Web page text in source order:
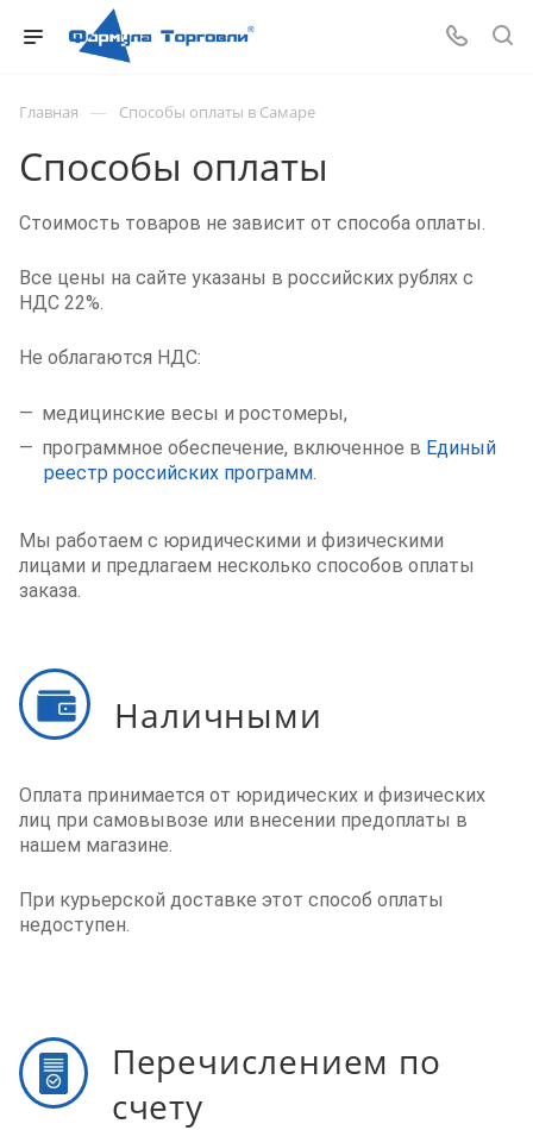
Главная — Способы оплаты в Самаре
Способы оплаты
Стоимость товаров не зависит от способа оплаты.
Все цены на сайте указаны в российских рублях с
НДС 22%.
Не облагаются НДС:
медицинские весы и ростомеры,
программное обеспечение, включенное в Единый
реестр российских программ.
Мы работаем с юридическими и физическими
лицами и предлагаем несколько способов оплаты
заказа.
Наличными
Оплата принимается от юридических и физических
лиц при самовывозе или внесении предоплаты в
нашем магазине.
При курьерской доставке этот способ оплаты
недоступен.
Перечислением по
счету